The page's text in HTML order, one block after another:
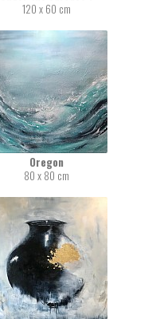
120 x 60 cm
Oregon
80 x 80 cm